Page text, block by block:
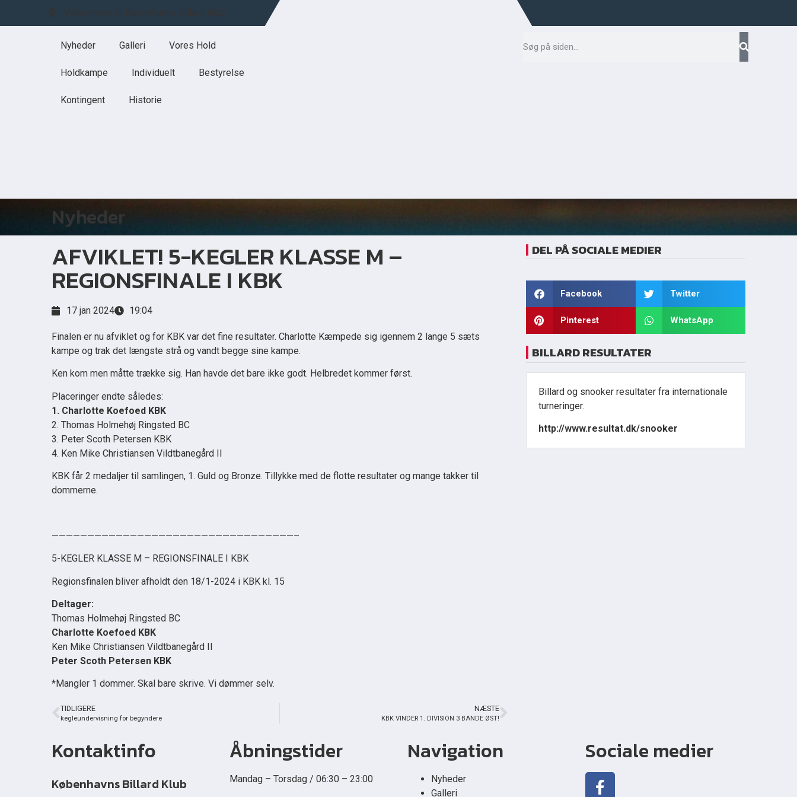
Nyheder Galleri Vores Hold
Holdkampe Individuelt Bestyrelse
Kontingent Historie
Nyheder
AFVIKLET! 5-KEGLER KLASSE M –
REGIONSFINALE I KBK
17 jan 2024 19:04
Finalen er nu afviklet og for KBK var det fine resultater. Charlotte Kæmpede sig igennem 2 lange 5 sæts
kampe og trak det længste strå og vandt begge sine kampe.
Ken kom men måtte trække sig. Han havde det bare ikke godt. Helbredet kommer først.
Placeringer endte således:
1. Charlotte Koefoed KBK
2. Thomas Holmehøj Ringsted BC
3. Peter Scoth Petersen KBK
4. Ken Mike Christiansen Vildtbanegård II
KBK får 2 medaljer til samlingen, 1. Guld og Bronze. Tillykke med de flotte resultater og mange takker til
dommerne.
——————————————————————————————————–
5-KEGLER KLASSE M – REGIONSFINALE I KBK
Regionsfinalen bliver afholdt den 18/1-2024 i KBK kl. 15
Deltager:
Thomas Holmehøj Ringsted BC
Charlotte Koefoed KBK
Ken Mike Christiansen Vildtbanegård II
Peter Scoth Petersen KBK
*Mangler 1 dommer. Skal bare skrive. Vi dømmer selv.
TIDLIGERE
kegleundervisning for begyndere
NÆSTE
KBK VINDER 1. DIVISION 3 BANDE ØST!
DEL PÅ SOCIALE MEDIER
Facebook Twitter
Pinterest WhatsApp
BILLARD RESULTATER
Billard og snooker resultater fra internationale
turneringer.
http://www.resultat.dk/snooker
Kontaktinfo
Københavns Billard Klub
Åbningstider
Mandag – Torsdag / 06:30 – 23:00
Navigation
Nyheder
Galleri
Sociale medier